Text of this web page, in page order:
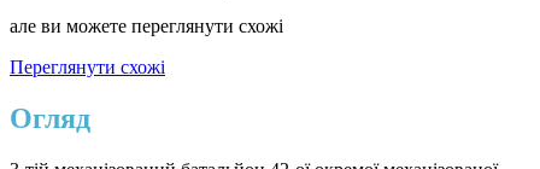
але ви можете переглянути схожі
Переглянути схожі
Огляд